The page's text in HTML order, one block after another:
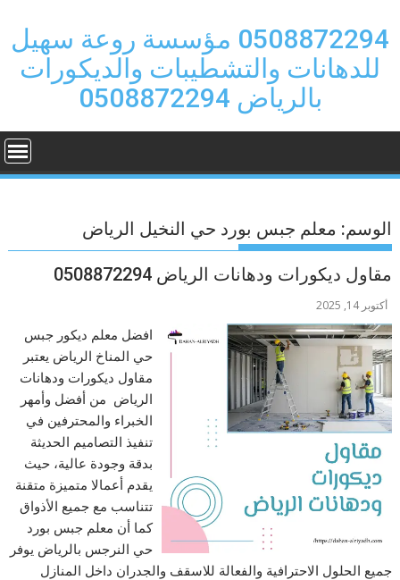
content
0508872294 مؤسسة روعة سهيل
للدهانات والتشطيبات والديكورات
بالرياض 0508872294
الوسم: معلم جبس بورد حي النخيل الرياض
مقاول ديكورات ودهانات الرياض 0508872294
أكتوبر 14, 2025
افضل معلم ديكور جبس
حي المناخ الرياض يعتبر
مقاول ديكورات ودهانات
الرياض من أفضل وأمهر
الخبراء والمحترفين في
تنفيذ التصاميم الحديثة
بدقة وجودة عالية، حيث
يقدم أعمالا متميزة متقنة
تتناسب مع جميع الأذواق
كما أن معلم جبس بورد
حي النرجس بالرياض يوفر
جميع الحلول الاحترافية والفعالة للاسقف والجدران داخل المنازل